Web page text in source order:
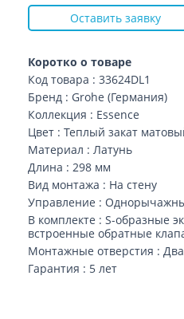
Коротко о товаре
Код товара : 33624DL1
Бренд : Grohe (Германия)
Коллекция : Essence
Цвет : Теплый закат
Материал : Латунь
Длина : 298 мм
Вид монтажа : На стену
Управление :
В комплекте : S-образные
встроенные обратные
Монтажные отверстия : Два
Гарантия : 5 лет
Оставить заявку